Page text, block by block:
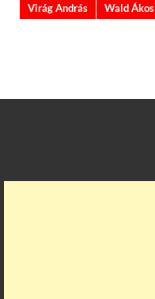
Virág András
Wald Ákos